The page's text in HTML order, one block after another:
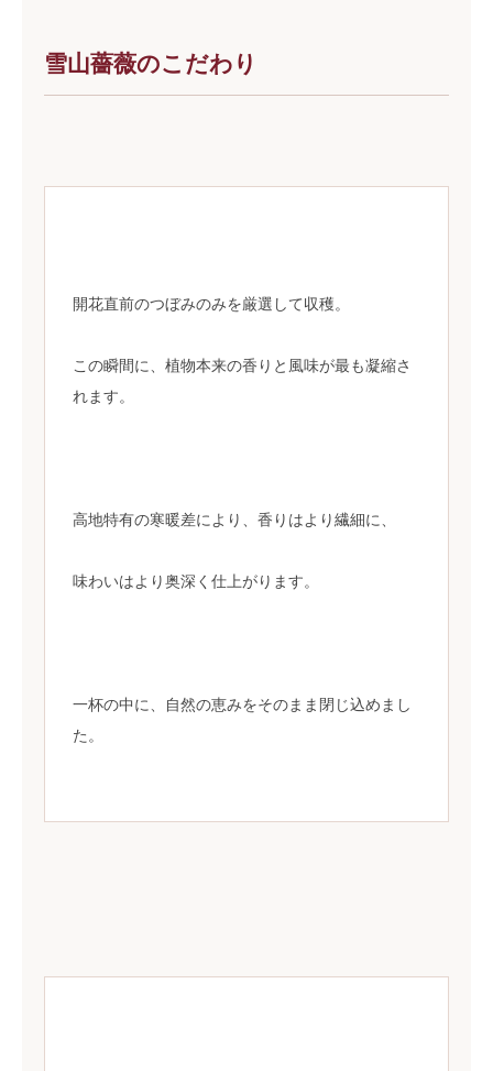
雪山薔薇のこだわり
開花直前のつぼみのみを厳選して収穫。
この瞬間に、植物本来の香りと風味が最も凝縮さ
れます。
高地特有の寒暖差により、香りはより繊細に、
味わいはより奥深く仕上がります。
一杯の中に、自然の恵みをそのまま閉じ込めまし
た。